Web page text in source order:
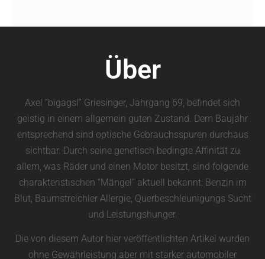
Über
Axel “bigagsl” Griesinger, Jahrgang 69, befindet sich
geistig in einem allgemein guten Zustand. Dem Baujahr
entsprechend sind optische Gebrauchsspuren durchaus
sichtbar. Durch seine genetisch bedingte Affinität zu
allem, was Räder und einen Motor besitzt, sind folgende
charakteristischen “Mängel” aktuell bekannt: Benzin im
Blut, Baumstreichler Allergie, Querbeschleunigungs Sucht
und Leistungshunger.
Die von diesem Autor hier veröffentlichten Artikel wurden
ohne Gewährleistung aber mit starker automobiler